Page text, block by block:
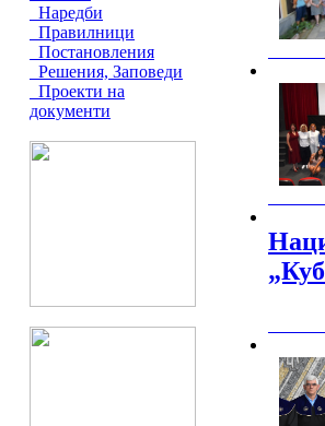
Наредби
Правилници
Постановления
Решения, Заповеди
Проекти на
документи